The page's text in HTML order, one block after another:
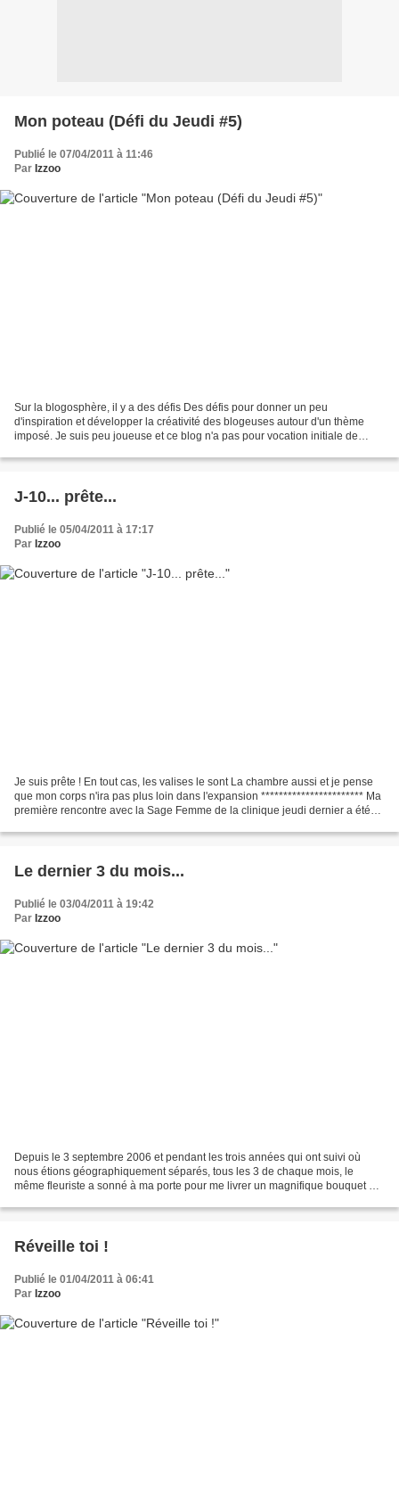
Mon poteau (Défi du Jeudi #5)
Publié le 07/04/2011 à 11:46
Par Izzoo
Sur la blogosphère, il y a des défis Des défis pour donner un peu
d'inspiration et développer la créativité des blogeuses autour d'un thème
imposé. Je suis peu joueuse et ce blog n'a pas pour vocation initiale de
J-10... prête...
Publié le 05/04/2011 à 17:17
Par Izzoo
Je suis prête ! En tout cas, les valises le sont La chambre aussi et je pense
que mon corps n'ira pas plus loin dans l'expansion *********************** Ma
première rencontre avec la Sage Femme de la clinique jeudi dernier a été
Le dernier 3 du mois...
Publié le 03/04/2011 à 19:42
Par Izzoo
Depuis le 3 septembre 2006 et pendant les trois années qui ont suivi où
nous étions géographiquement séparés, tous les 3 de chaque mois, le
même fleuriste a sonné à ma porte pour me livrer un magnifique bouquet de
Réveille toi !
Publié le 01/04/2011 à 06:41
Par Izzoo